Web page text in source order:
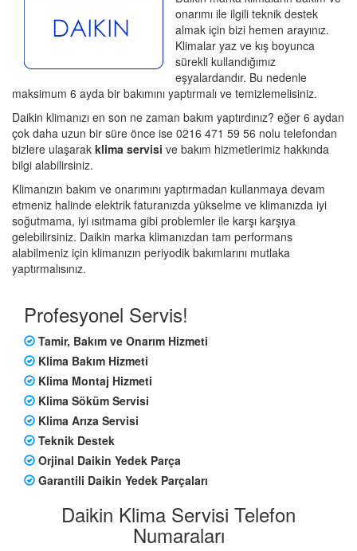
onarımı ile ilgili teknik destek
almak için bizi hemen arayınız.
Klimalar yaz ve kış boyunca
sürekli kullandığımız
eşyalardandır. Bu nedenle
maksimum 6 ayda bir bakımını yaptırmalı ve temizlemelisiniz.
Daikin klimanızı en son ne zaman bakım yaptırdınız? eğer 6 aydan
çok daha uzun bir süre önce ise 0216 471 59 56 nolu telefondan
bizlere ulaşarak klima servisi ve bakım hizmetlerimiz hakkında
bilgi alabilirsiniz.
Klimanızın bakım ve onarımını yaptırmadan kullanmaya devam
etmeniz halinde elektrik faturanızda yükselme ve klimanızda iyi
soğutmama, iyi ısıtmama gibi problemler ile karşı karşıya
gelebilirsiniz. Daikin marka klimanızdan tam performans
alabilmeniz için klimanızın periyodik bakımlarını mutlaka
yaptırmalısınız.
Profesyonel Servis!
Tamir, Bakım ve Onarım Hizmeti
Klima Bakım Hizmeti
Klima Montaj Hizmeti
Klima Söküm Servisi
Klima Arıza Servisi
Teknik Destek
Orjinal Daikin Yedek Parça
Garantili Daikin Yedek Parçaları
Daikin Klima Servisi Telefon
Numaraları